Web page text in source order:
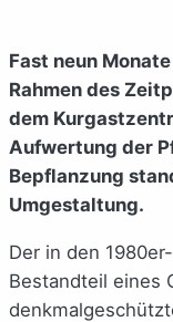
Fast neun
Rahmen des
dem
Aufwertung der
Bepflanzung
Umgestaltung.
Der in den
Bestandteil eines